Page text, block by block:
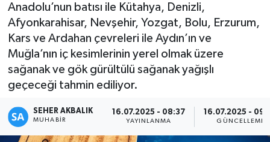
Anadolu’nun batısı ile Kütahya, Denizli,
Afyonkarahisar, Nevşehir, Yozgat, Bolu, Erzurum,
Kars ve Ardahan çevreleri ile Aydın’ın ve
Muğla’nın iç kesimlerinin yerel olmak üzere
sağanak ve gök gürültülü sağanak yağışlı
geçeceği tahmin ediliyor.
SEHER AKBALIK
MUHABIR
16.07.2025 - 08:37
YAYINLANMA
16.07.2025 -
GÜNCELLEME